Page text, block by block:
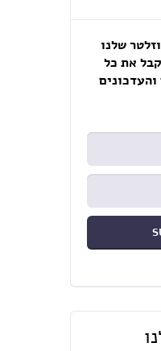
שלנו
את כל